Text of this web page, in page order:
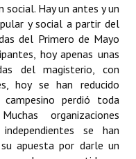
Hay un antes y un
y social a partir del
del Primero de Mayo
hoy apenas unas
del magisterio, con
hoy se han reducido
perdió toda
organizaciones
se han
apuesta por darle un